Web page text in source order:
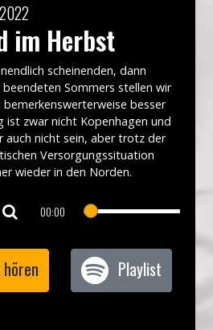
im Herbst
scheinenden, dann
Sommers stellen wir
besser
ist zwar nicht Kopenhagen und
auch nicht sein, aber trotz der
Versorgungssituation
wieder in den Norden.
00:00
Playlist